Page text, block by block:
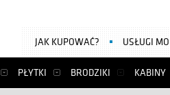
PŁYTKI BRODZIKI KABINY
JAK KUPOWAĆ? USŁUGI